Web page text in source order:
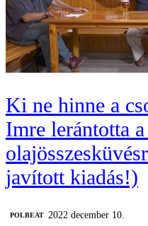
Ki ne hinne a
Imre lerántotta
javított kiadás!)
‎POLBEAT
2022 december 10.